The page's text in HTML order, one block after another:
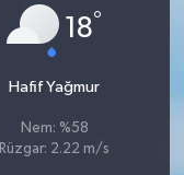
18°
Hafif Yağmur
Nem: %58
Rüzgar: 2.22 m/s